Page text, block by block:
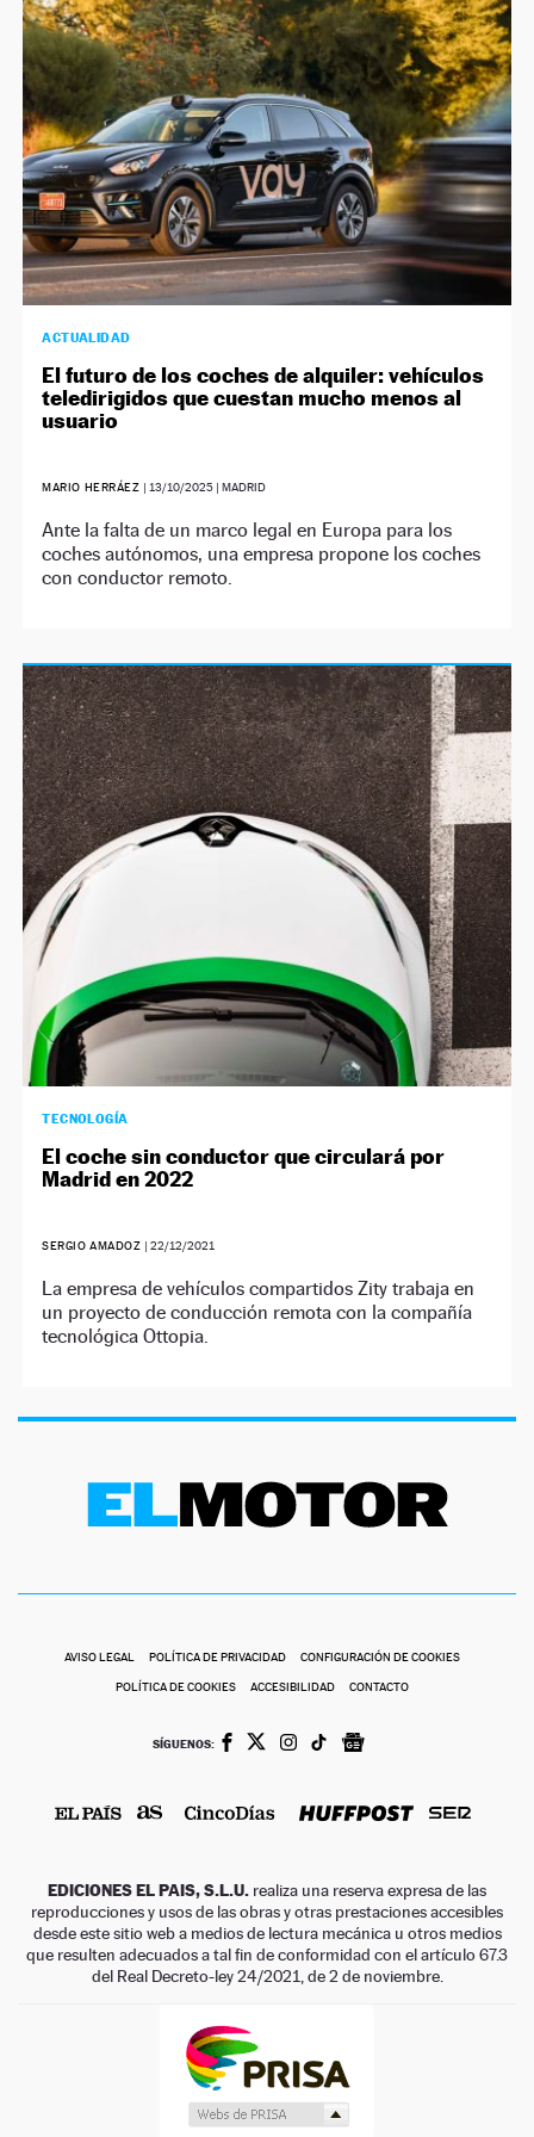
NEWSLETTER
SÍGUENOS
ACTUALIDAD
El futuro de los coches de alquiler: vehículos
teledirigidos que cuestan mucho menos al
usuario
MARIO HERRÁEZ | 13/10/2025| MADRID
Ante la falta de un marco legal en Europa para los
coches autónomos, una empresa propone los coches
con conductor remoto.
TECNOLOGÍA
El coche sin conductor que circulará por
Madrid en 2022
SERGIO AMADOZ | 22/12/2021
La empresa de vehículos compartidos Zity trabaja en
un proyecto de conducción remota con la compañía
tecnológica Ottopia.
AVISO LEGAL POLÍTICA DE PRIVACIDAD CONFIGURACIÓN DE COOKIES
POLÍTICA DE COOKIES ACCESIBILIDAD CONTACTO
SÍGUENOS:
EDICIONES EL PAIS, S.L.U. realiza una reserva expresa de las
reproducciones y usos de las obras y otras prestaciones accesibles
desde este sitio web a medios de lectura mecánica u otros medios
que resulten adecuados a tal fin de conformidad con el artículo 67.3
del Real Decreto-ley 24/2021, de 2 de noviembre.